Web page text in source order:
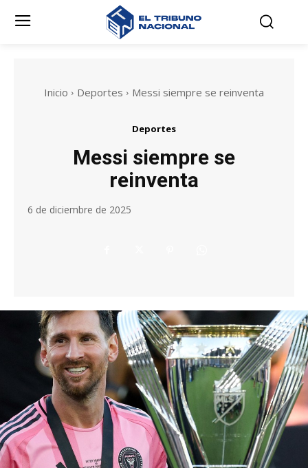
Inicio Deportes Messi siempre se reinventa
Deportes
Messi siempre se
reinventa
6 de diciembre de 2025